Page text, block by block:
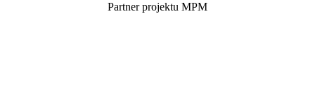
Partner projektu MPM